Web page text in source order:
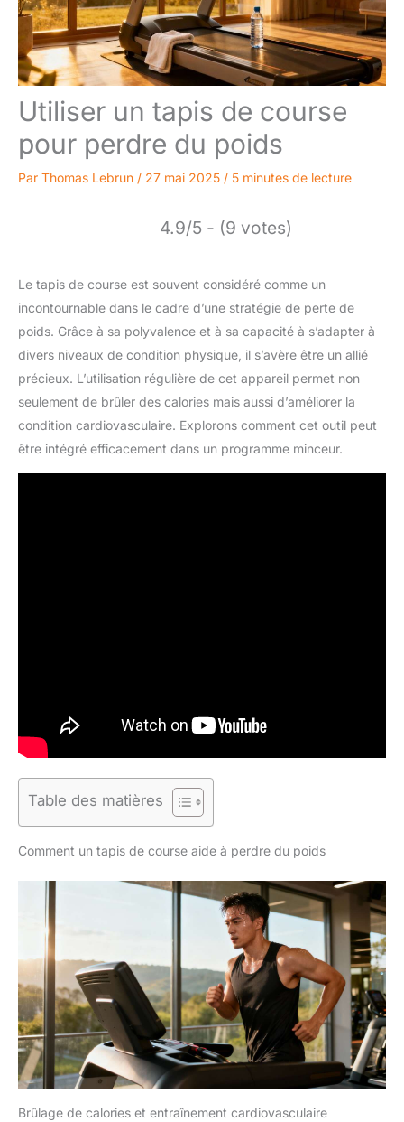
Utiliser un tapis de course
pour perdre du poids
Par Thomas Lebrun / 27 mai 2025 / 5 minutes de lecture
4.9/5 - (9 votes)
Le tapis de course est souvent considéré comme un
incontournable dans le cadre d’une stratégie de perte de
poids. Grâce à sa polyvalence et à sa capacité à s’adapter à
divers niveaux de condition physique, il s’avère être un allié
précieux. L’utilisation régulière de cet appareil permet non
seulement de brûler des calories mais aussi d’améliorer la
condition cardiovasculaire. Explorons comment cet outil peut
être intégré efficacement dans un programme minceur.
Table des matières
Comment un tapis de course aide à perdre du poids
Brûlage de calories et entraînement cardiovasculaire